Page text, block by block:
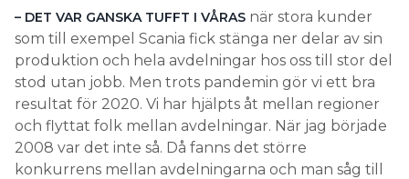
– DET VAR GANSKA TUFFT I VÅRAS när stora kunder
som till exempel Scania fick stänga ner delar av sin
produktion och hela avdelningar hos oss till stor del
stod utan jobb. Men trots pandemin gör vi ett bra
resultat för 2020. Vi har hjälpts åt mellan regioner
och flyttat folk mellan avdelningar. När jag började
2008 var det inte så. Då fanns det större
konkurrens mellan avdelningarna och man såg till